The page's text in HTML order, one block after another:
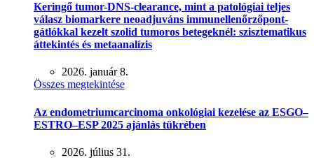
Keringő tumor-DNS-clearance, mint a patológiai teljes
válasz biomarkere neoadjuváns immunellenőrzőpont-
gátlókkal kezelt szolid tumoros betegeknél: szisztematikus
áttekintés és metaanalízis
2026. január 8.
Összes megtekintése
Az endometriumcarcinoma onkológiai kezelése az ESGO–
ESTRO–ESP 2025 ajánlás tükrében
2026. július 31.